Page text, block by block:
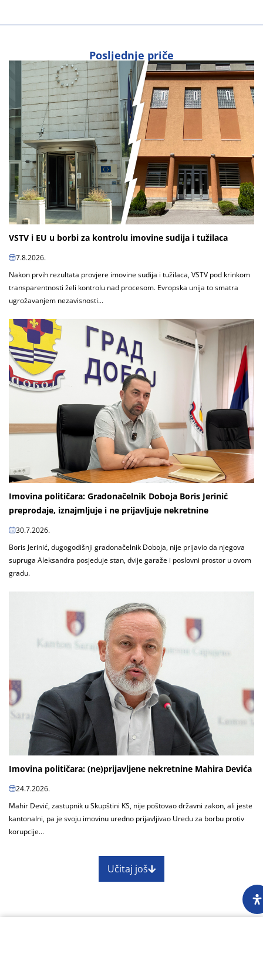
Posljednje priče
VSTV i EU u borbi za kontrolu imovine sudija i tužilaca
7.8.2026.
Nakon prvih rezultata provjere imovine sudija i tužilaca, VSTV pod krinkom
transparentnosti želi kontrolu nad procesom. Evropska unija to smatra
ugrožavanjem nezavisnosti...
Imovina političara: Gradonačelnik Doboja Boris Jerinić
preprodaje, iznajmljuje i ne prijavljuje nekretnine
30.7.2026.
Boris Jerinić, dugogodišnji gradonačelnik Doboja, nije prijavio da njegova
supruga Aleksandra posjeduje stan, dvije garaže i poslovni prostor u ovom
gradu.
Imovina političara: (ne)prijavljene nekretnine Mahira Devića
24.7.2026.
Mahir Dević, zastupnik u Skupštini KS, nije poštovao državni zakon, ali jeste
kantonalni, pa je svoju imovinu uredno prijavljivao Uredu za borbu protiv
korupcije...
Učitaj još